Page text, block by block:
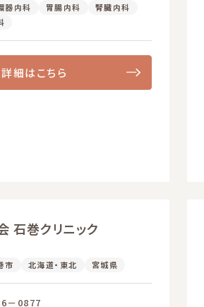
器内科
胃腸内科
腎臓内科
詳細はこちら
石巻クリニック
市 北海道・東北 宮城県
－0877